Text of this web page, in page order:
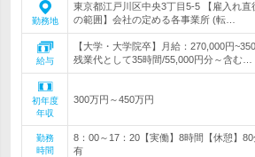
勤務地
東京都江戸川区中央3丁目5-5 【雇入れ直
の範囲】会社の定める各事業所 (転…
給与
【大学・大学院卒】月給：270,000円
残業代として35時間/55,000円分～含む…
初年度
年収
300万円～450万円
勤務
時間
8：00～17：20【実働】8時間【休憩】80
有